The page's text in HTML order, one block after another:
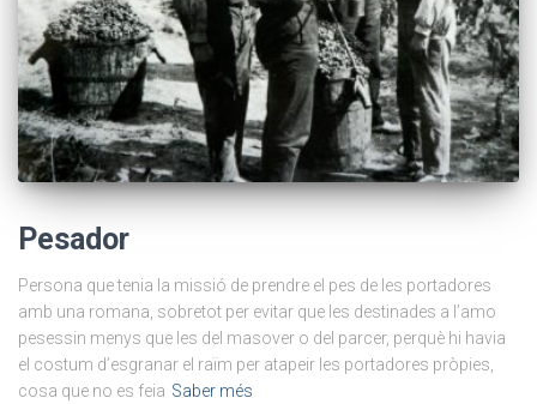
Pesador
Persona que tenia la missió de prendre el pes de les portadores
amb una romana, sobretot per evitar que les destinades a l’amo
pesessin menys que les del masover o del parcer, perquè hi havia
el costum d’esgranar el raïm per atapeir les portadores pròpies,
cosa que no es feia Saber més